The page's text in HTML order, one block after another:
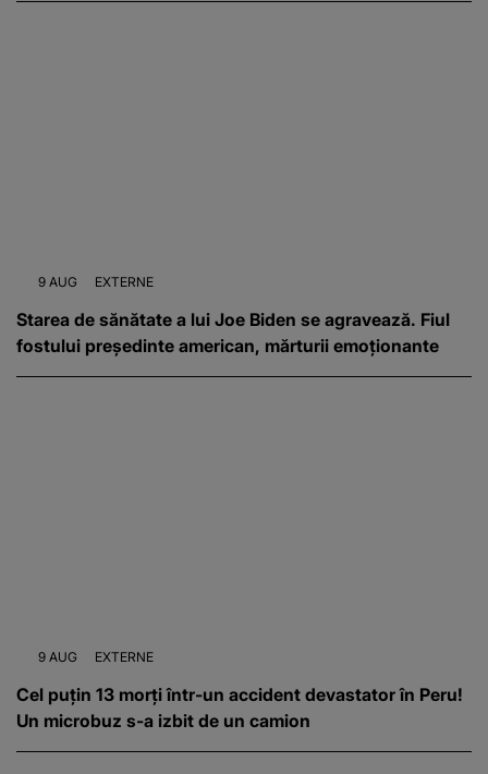
9 AUG EXTERNE
Starea de sănătate a lui Joe Biden se agravează. Fiul
fostului președinte american, mărturii emoționante
9 AUG EXTERNE
Cel puțin 13 morți într-un accident devastator în Peru!
Un microbuz s-a izbit de un camion